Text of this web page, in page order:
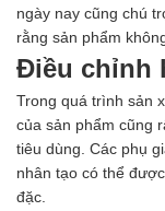
ngày nay cũng chú
rằng sản phẩm
Điều chỉnh
Trong quá trình sản
của sản phẩm cũng
tiêu dùng. Các phụ
nhân tạo có thể
đặc.